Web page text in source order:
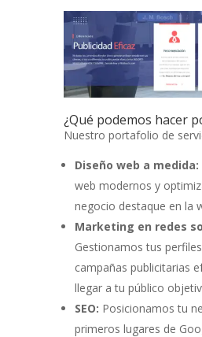
¿Qué podemos hacer
Nuestro portafolio de
Diseño web a medida:
web modernos y
negocio destaque en la
Marketing en redes
Gestionamos tus
campañas publicitarias
llegar a tu público
SEO: Posicionamos tu
primeros lugares de